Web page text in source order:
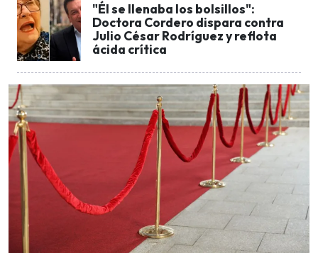
"Él se llenaba los bolsillos":
Doctora Cordero dispara contra
Julio César Rodríguez y reflota
ácida crítica